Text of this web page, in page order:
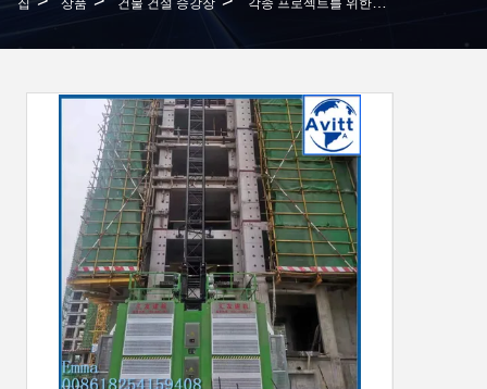
집 상품 건물 건설 승강장 각종 프로젝트를 위한 맞춤형 SC 랙과 피니언 빌딩 엘리베이터